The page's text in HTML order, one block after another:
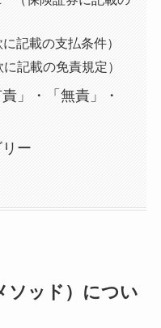
記載の支払条件）
記載の免責規定）
」・「無責」・
ー
ソッド）につい